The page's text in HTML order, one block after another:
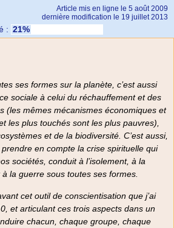
Article mis en ligne le 5 août 2009
dernière modification le 19 juillet 2013
: 21%
ses formes sur la planète, c’est aussi
sociale à celui du réchauffement et des
(les mêmes mécanismes économiques et
les plus touchés sont les plus pauvres),
et de la biodiversité. C’est aussi,
en compte la crise spirituelle qui
sociétés, conduit à l’isolement, à la
la guerre sous toutes ses formes.
cet outil de conscientisation que j’ai
et articulant ces trois aspects dans un
chacun, chaque groupe, chaque